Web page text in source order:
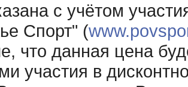
с учётом
Спорт" (
что данная цена
участия в